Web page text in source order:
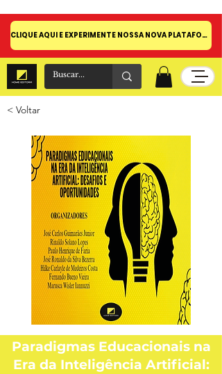
CLIQUE AQUI E EXPERIMENTE NOSSA NOVA PLATAFORMA!
< Voltar
Paradigmas Educacionais na
Era da Inteligência Artificial: